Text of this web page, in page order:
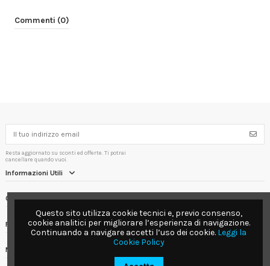
Commenti (0)
Resta aggiornato su sconti ed offerte. Ti potrai
cancellare quando vuoi.
Informazioni Utili
Contact us
Follow us
Newsletter
Questo sito utilizza cookie tecnici e, previo consenso,
cookie analitici per migliorare l’esperienza di navigazione.
Continuando a navigare accetti l’uso dei cookie. Leggi la
Cookie Policy